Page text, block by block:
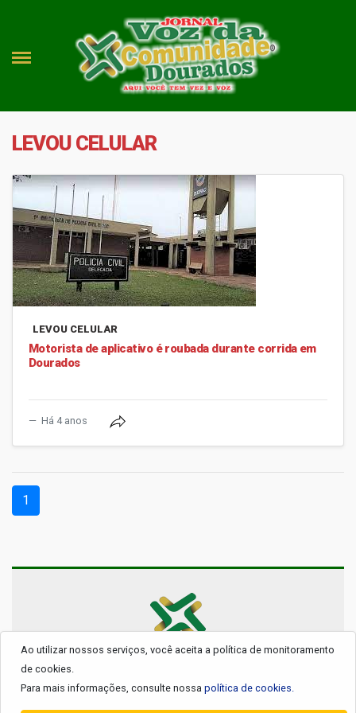
LEVOU CELULAR
LEVOU CELULAR
Motorista de aplicativo é roubada durante corrida em
Dourados
Há 4 anos
1
Ao utilizar nossos serviços, você aceita a política de monitoramento
de cookies.
Para mais informações, consulte nossa política de cookies.
© 2026 - Todos os Direitos Reservados.